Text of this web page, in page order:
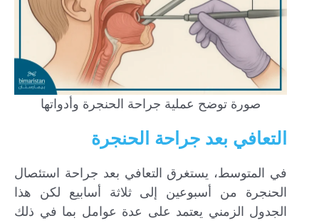
صورة توضح عملية جراحة الحنجرة وأدواتها
التعافي بعد جراحة الحنجرة
في المتوسط، يستغرق التعافي بعد جراحة استئصال
الحنجرة من أسبوعين إلى ثلاثة أسابيع لكن هذا
الجدول الزمني يعتمد على عدة عوامل بما في ذلك